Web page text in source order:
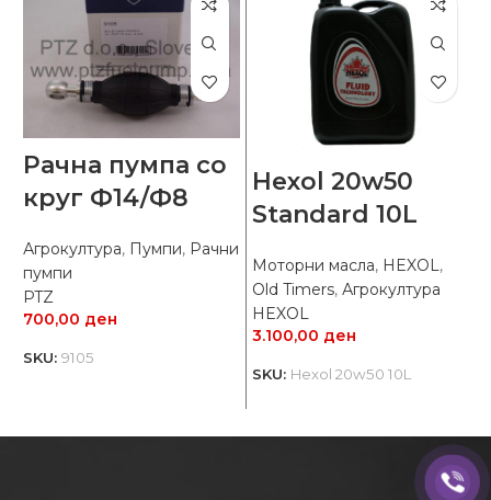
Рачна пумпа со
круг Ф14/Ф8
Агрокултура, Пумпи, Рачни
пумпи
PTZ
700,00 ден
SKU: 9105
Hexol 20w50
Standard 10L
Моторни масла, HEXOL,
Old Timers, Агрокултура
HEXOL
3.100,00 ден
SKU: Hexol 20w50 10L